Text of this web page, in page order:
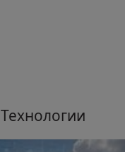
Технологии